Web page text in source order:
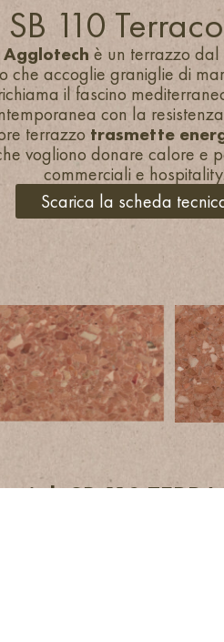
SB 110
è un terrazzo
che accoglie graniglie di
il fascino
con la
terrazzo trasmette
vogliono donare calore e
commerciali e hospitality.
Scarica la scheda
SB 110